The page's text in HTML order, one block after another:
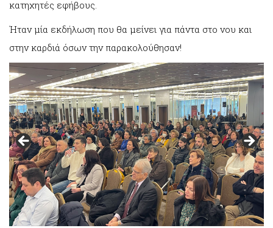
κατηχητές εφήβους.
Ήταν μία εκδήλωση που θα μείνει για πάντα στο νου και
στην καρδιά όσων την παρακολούθησαν!